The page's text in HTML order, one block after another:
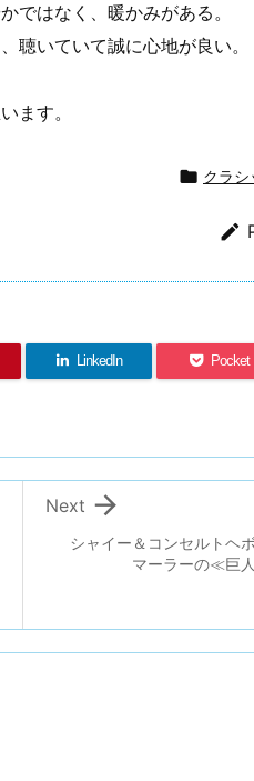
ではなく、暖かみがある。
聴いていて誠に心地が良い。
ます。
 クラシ

LinkedIn Pocket
シャイー＆コンセルトヘ
マーラーの≪巨

Next